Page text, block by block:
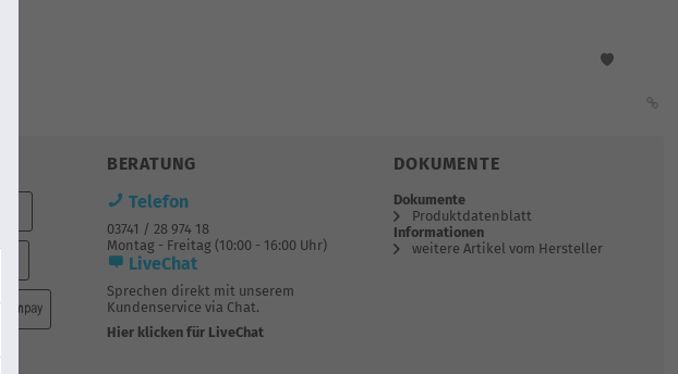
BERATUNG
Telefon
03741 / 28 974 18
Montag - Freitag (10:00 - 16:00 Uhr)
LiveChat
Sprechen direkt mit unserem
Kundenservice via Chat.
Hier klicken für LiveChat
DOKUMENTE
Dokumente
Produktdatenblatt
Informationen
weitere Artikel vom Hersteller